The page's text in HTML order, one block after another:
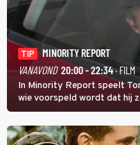
TIP
MINORITY REPORT
VANAVOND 20:00 - 22:34· FILM
In Minority Report speelt
wie voorspeld wordt dat hij